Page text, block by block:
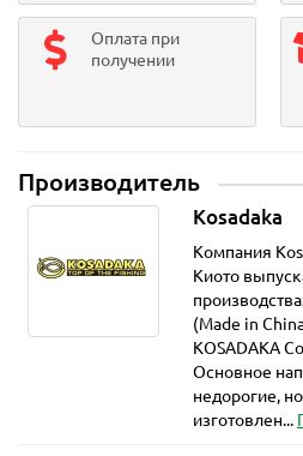
Оплата при
получении
Производитель
Kosadaka
Компания
Киото
(Made in
KOSADAKA
Основное
недорогие,
изготовлен...